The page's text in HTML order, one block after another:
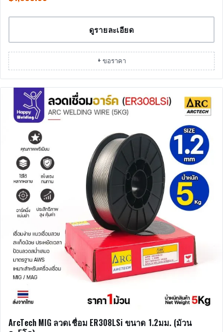
ดูรายละเอียด
+ ขอราคา
ArcTech MIG ลวดเชื่อม ER308LSi ขนาด 1.2มม. (ม้วน